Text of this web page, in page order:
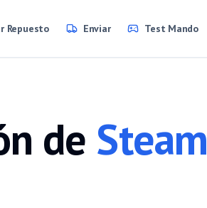
Repuesto Enviar Test Mando
de Steam